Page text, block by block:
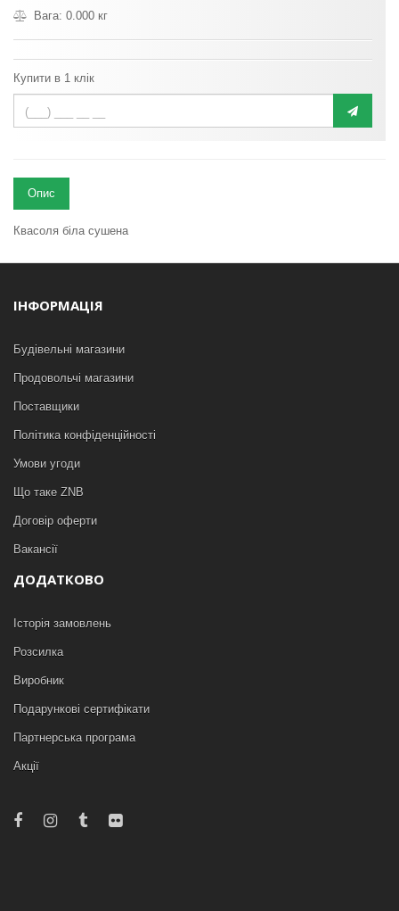
Вага: 0.000 кг
Купити в 1 клік
Опис
Квасоля біла сушена
ІНФОРМАЦІЯ
Будівельні магазини
Продовольчі магазини
Поставщики
Політика конфіденційності
Умови угоди
Що таке ZNB
Договір оферти
Вакансії
ДОДАТКОВО
Історія замовлень
Розсилка
Виробник
Подарункові сертифікати
Партнерська програма
Акції